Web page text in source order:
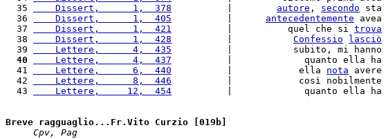
  35
    Dissert,      1,  378
autore , secondo sta
  36
    Dissert,      1,  405
antecedentemente avea
  37
    Dissert,      1,  421
          |          quel che si
trova
  38
    Dissert,      1,  428
Confessio lasciò
  39
    Lettere,      4,  435
          |           subito, mi hanno
  40
    Lettere,      4,  437
          |             quanto ella ha
  41
    Lettere,      6,  440
          |            ella
nota avere
  42
    Lettere,      8,  446
          |            così nobilmente
  43
    Lettere,     12,  454
          |             quanto ella ha
Breve ragguaglio...Fr.Vito Curzio [019b]
Cpv, Pag